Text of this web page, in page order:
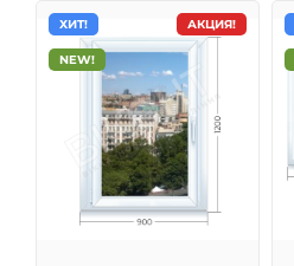
АКЦИЯ!
ХИТ!
NEW!